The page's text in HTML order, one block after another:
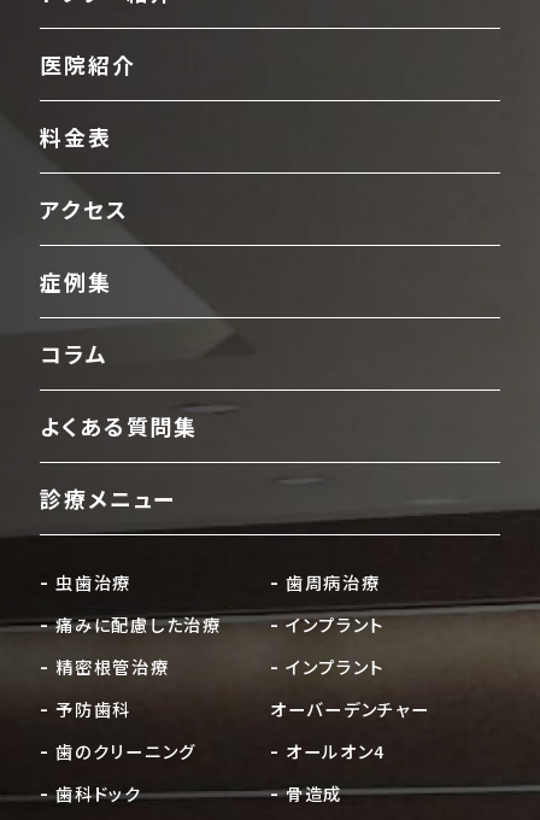
医院紹介
料金表
アクセス
症例集
コラム
よくある質問集
診療メニュー
虫歯治療
痛みに配慮した治療
精密根管治療
予防歯科
歯のクリーニング
歯科ドック
歯周病治療
インプラント
インプラント
オーバーデンチャー
オールオン4
骨造成